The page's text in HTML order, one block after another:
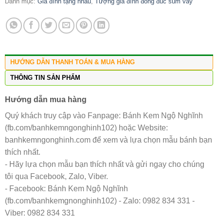
HƯỚNG DẪN THANH TOÁN & MUA HÀNG
THÔNG TIN SẢN PHẨM
Hướng dẫn mua hàng
Quý khách truy cập vào Fanpage: Bánh Kem Ngộ Nghĩnh
(fb.com/banhkemngonghinh102) hoặc Website:
banhkemngonghinh.com để xem và lựa chọn mẫu bánh bạn
thích nhất.
- Hãy lựa chọn mẫu bạn thích nhất và gửi ngay cho chúng
tôi qua Facebook, Zalo, Viber.
- Facebook: Bánh Kem Ngộ Nghĩnh
(fb.com/banhkemgnonghinh102) - Zalo: 0982 834 331 -
Viber: 0982 834 331